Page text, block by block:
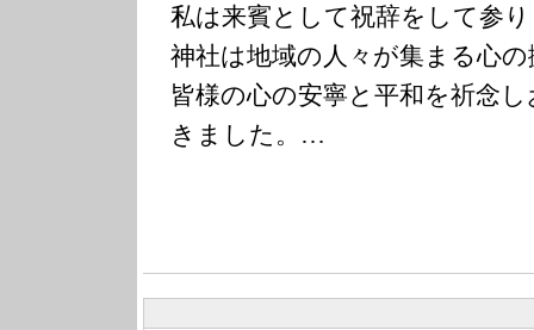
私は来賓として祝辞をして参
神社は地域の人々が集まる心
皆様の心の安寧と平和を祈念
きました。…